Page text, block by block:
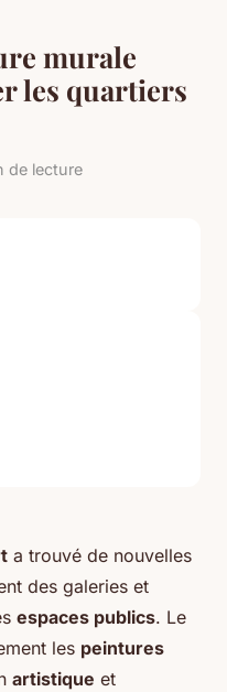
murale
les quartiers
de lecture
a trouvé de nouvelles
des galeries et
espaces publics. Le
les peintures
artistique et